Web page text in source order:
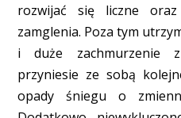
rozwijać się liczne
zamglenia. Poza tym
i duże zachmurzenie
przyniesie ze sobą
opady śniegu o